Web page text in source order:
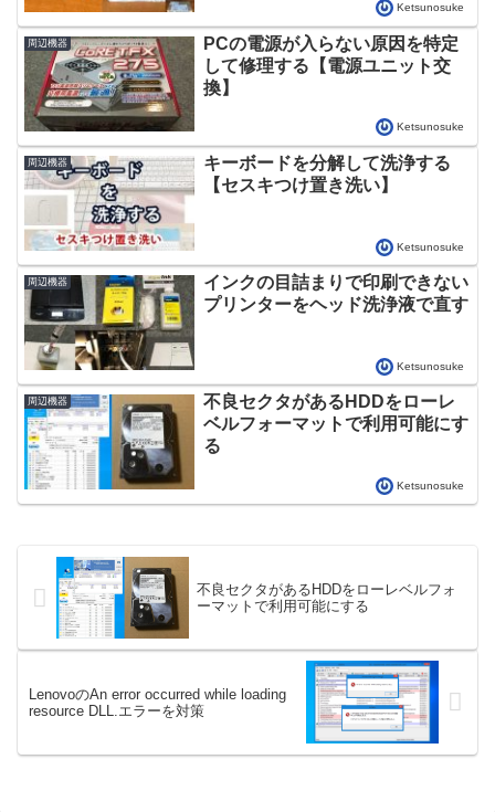
Ketsunosuke
周辺機器
PCの電源が入らない原因を特定
して修理する【電源ユニット交
換】
Ketsunosuke
周辺機器
キーボードを分解して洗浄する
【セスキつけ置き洗い】
Ketsunosuke
周辺機器
インクの目詰まりで印刷できない
プリンターをヘッド洗浄液で直す
Ketsunosuke
周辺機器
不良セクタがあるHDDをローレ
ベルフォーマットで利用可能にす
る
Ketsunosuke
不良セクタがあるHDDをローレベルフォ
ーマットで利用可能にする
LenovoのAn error occurred while loading
resource DLL.エラーを対策